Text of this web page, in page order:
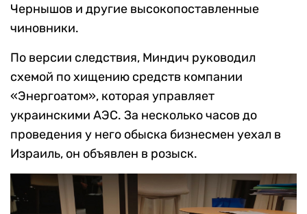
Чернышов и другие высокопоставленные
чиновники.
По версии следствия, Миндич руководил
схемой по хищению средств компании
«Энергоатом», которая управляет
украинскими АЭС. За несколько часов до
проведения у него обыска бизнесмен уехал в
Израиль, он объявлен в розыск.